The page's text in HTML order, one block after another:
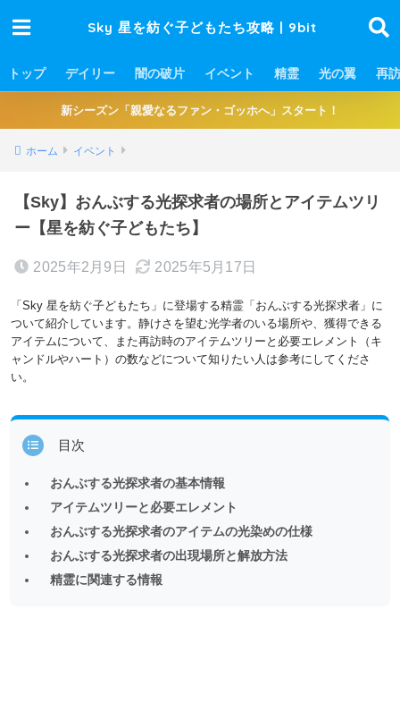
Sky 星を紡ぐ子どもたち攻略 | 9bit
トップ デイリー 闇の破片 イベント 精霊 光の翼 再訪
新シーズン「親愛なるファン・ゴッホへ」スタート！
ホーム イベント
【Sky】おんぶする光探求者の場所とアイテムツリ
ー【星を紡ぐ子どもたち】
2025年2月9日 2025年5月17日
「Sky 星を紡ぐ子どもたち」に登場する精霊「おんぶする光探求者」に
ついて紹介しています。静けさを望む光学者のいる場所や、獲得できる
アイテムについて、また再訪時のアイテムツリーと必要エレメント（キ
ャンドルやハート）の数などについて知りたい人は参考にしてくださ
い。
目次
おんぶする光探求者の基本情報
アイテムツリーと必要エレメント
おんぶする光探求者のアイテムの光染めの仕様
おんぶする光探求者の出現場所と解放方法
精霊に関連する情報